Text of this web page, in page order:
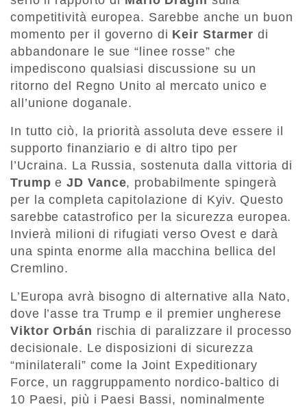
competitività europea. Sarebbe anche un buon
momento per il governo di Keir Starmer di
abbandonare le sue “linee rosse” che
impediscono qualsiasi discussione su un
ritorno del Regno Unito al mercato unico e
all’unione doganale.
In tutto ciò, la priorità assoluta deve essere il
supporto finanziario e di altro tipo per
l’Ucraina. La Russia, sostenuta dalla vittoria di
Trump eJD Vance, probabilmente spingerà
per la completa capitolazione di Kyiv. Questo
sarebbe catastrofico per la sicurezza europea.
Invierà milioni di rifugiati verso Ovest e darà
una spinta enorme alla macchina bellica del
Cremlino.
L’Europa avrà bisogno di alternative alla Nato,
dove l’asse tra Trump e il premier ungherese
Viktor Orbán rischia di paralizzare il processo
decisionale. Le disposizioni di sicurezza
“minilaterali” come la Joint Expeditionary
Force, un raggruppamento nordico-baltico di
10 Paesi, più i Paesi Bassi, nominalmente